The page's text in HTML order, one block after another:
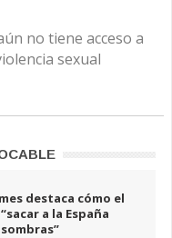
no tiene acceso a
sexual
destaca cómo el
a la España